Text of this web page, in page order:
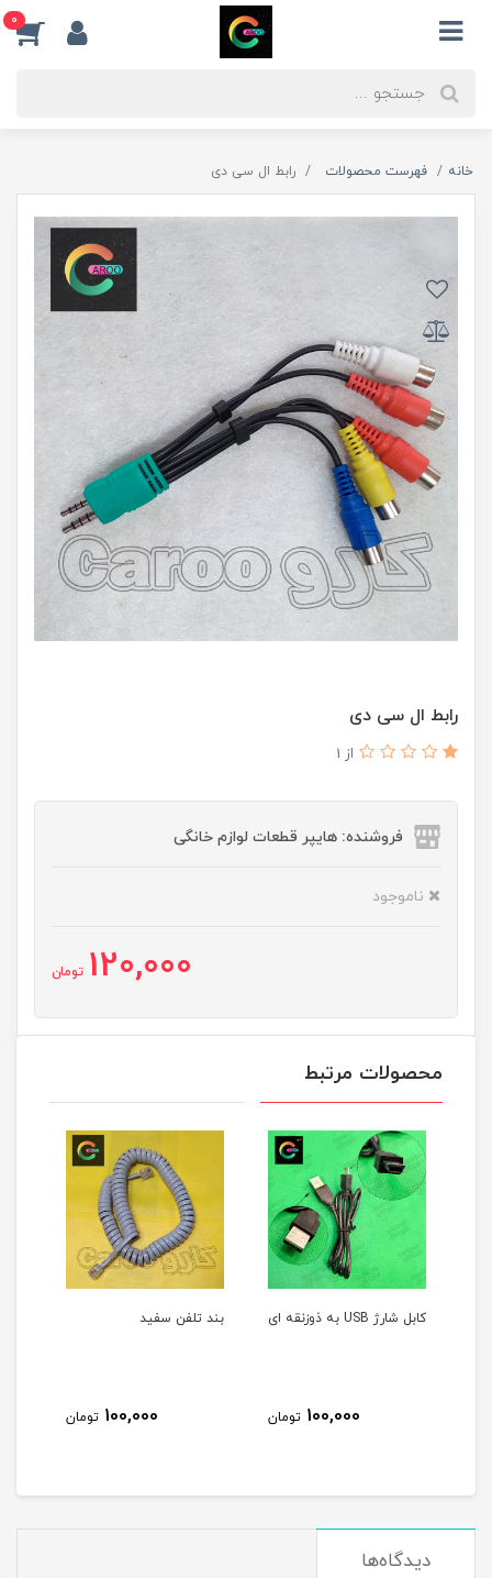
0
خانه فهرست محصولات رابط ال سی دی
رابط ال سی دی
از 1
فروشنده: هایپر قطعات لوازم خانگی
ناموجود
120,000 تومان
محصولات مرتبط
بند تلفن سفید
100,000
120,000
دیدگاه‌ها